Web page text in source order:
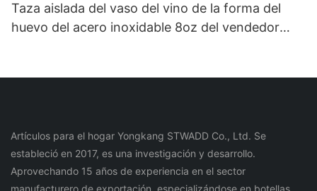
Taza aislada del vaso del vino de la forma del
huevo del acero inoxidable 8oz del vendedor
Artículos para el hogar Yongkang STWADD Co., Ltd. Se
estableció en 2017, es una investigación y desarrollo.
Aprovechando 15 años de experiencia en el sector
manufacturero de exportación, especializándose en botellas